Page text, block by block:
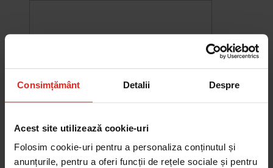
Consimțământ Detalii Despre
Acest site utilizează cookie-uri
Folosim cookie-uri pentru a personaliza conținutul și
anunțurile, pentru a oferi funcții de rețele sociale și pentru